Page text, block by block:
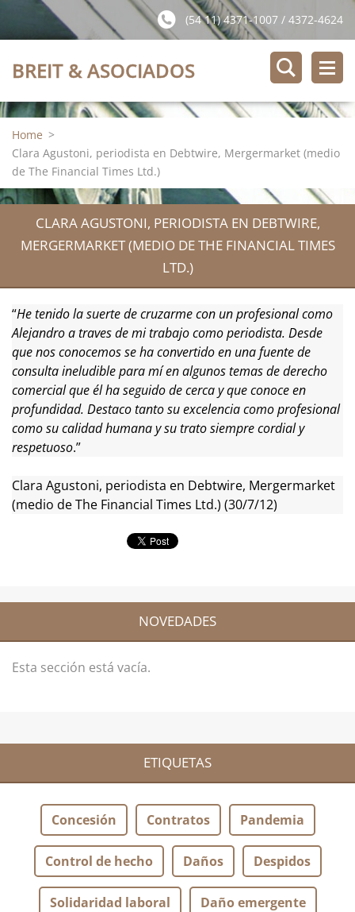
(54 11) 4371-1007 / 4372-4624
BREIT & ASOCIADOS
Home >
Clara Agustoni, periodista en Debtwire, Mergermarket (medio
de The Financial Times Ltd.)
CLARA AGUSTONI, PERIODISTA EN DEBTWIRE,
MERGERMARKET (MEDIO DE THE FINANCIAL TIMES
LTD.)
“He tenido la suerte de cruzarme con un profesional como
Alejandro a traves de mi trabajo como periodista. Desde
que nos conocemos se ha convertido en una fuente de
consulta ineludible para mí en algunos temas de derecho
comercial que él ha seguido de cerca y que conoce en
profundidad. Destaco tanto su excelencia como profesional
como su calidad humana y su trato siempre cordial y
respetuoso.”
Clara Agustoni, periodista en Debtwire, Mergermarket
(medio de The Financial Times Ltd.) (30/7/12)
NOVEDADES
Esta sección está vacía.
ETIQUETAS
Concesión Contratos Pandemia
Control de hecho Daños Despidos
Solidaridad laboral Daño emergente